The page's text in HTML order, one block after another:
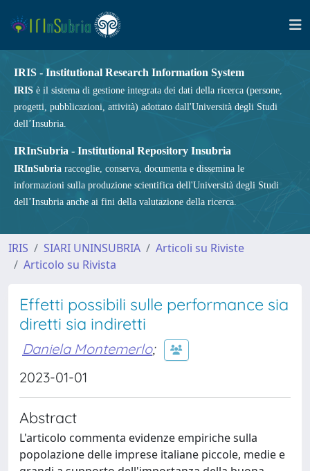
IRIS - Institutional Research Information System
IRIS è il sistema di gestione integrata dei dati della ricerca (persone,
progetti, pubblicazioni, attività) adottato dall'Università degli Studi
dell’Insubria.
IRInSubria - Institutional Repository Insubria
IRInSubria raccoglie, conserva, documenta e dissemina le
informazioni sulla produzione scientifica dell'Università degli Studi
dell’Insubria anche ai fini della valutazione della ricerca.
IRIS SIARI UNINSUBRIA
Articoli su Riviste
Articolo su Rivista
Effetti possibili sulle performance sia
diretti sia indiretti
Daniela Montemerlo;
2023-01-01
Abstract
L'articolo commenta evidenze empiriche sulla
popolazione delle imprese italiane piccole, medie e